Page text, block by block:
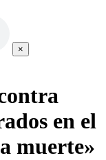
×
en el
muerte»